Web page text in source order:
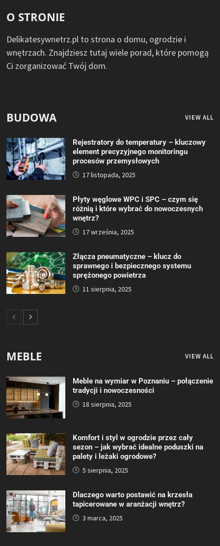
O STRONIE
Delikatesywnetrz.pl to strona o domu, ogrodzie i
wnętrzach. Znajdziesz tutaj wiele porad, które pomogą
Ci zorganizować Twój dom.
BUDOWA VIEW ALL
Rejestratory do temperatury – kluczowy
element precyzyjnego monitoringu
procesów przemysłowych
17 listopada, 2025
Płyty węglowe WPC i SPC – czym się
różnią i które wybrać do nowoczesnych
wnętrz?
17 września, 2025
Złącza pneumatyczne – klucz do
sprawnego i bezpiecznego systemu
sprężonego powietrza
11 sierpnia, 2025
MEBLE VIEW ALL
Meble na wymiar w Poznaniu – połączenie
tradycji i nowoczesności
18 sierpnia, 2025
Komfort i styl w ogrodzie przez cały
sezon – jak wybrać idealne poduszki na
palety i leżaki ogrodowe?
5 sierpnia, 2025
Dlaczego warto postawić na krzesła
tapicerowane w aranżacji wnętrz?
3 marca, 2025